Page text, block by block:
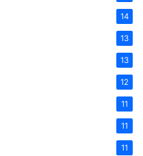
14
13
13
12
11
11
11